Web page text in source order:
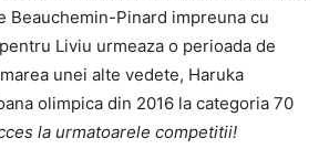
Beauchemin-Pinard impreuna cu
Liviu urmeaza o perioada de
unei alte vedete, Haruka
olimpica din 2016 la categoria 70
la urmatoarele competitii!